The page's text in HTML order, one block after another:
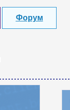
Форум